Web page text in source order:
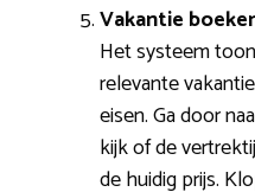
Vakantie
Het systeem
relevante
eisen. Ga door
kijk of de
de huidig prijs.